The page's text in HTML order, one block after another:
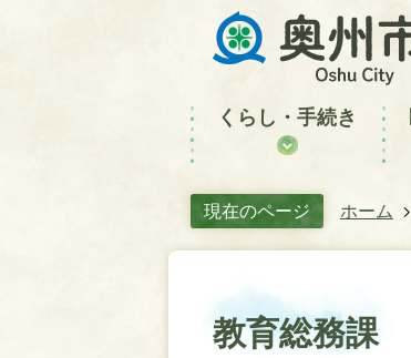
くらし・手続き
現在のページ ホーム
教育総務課